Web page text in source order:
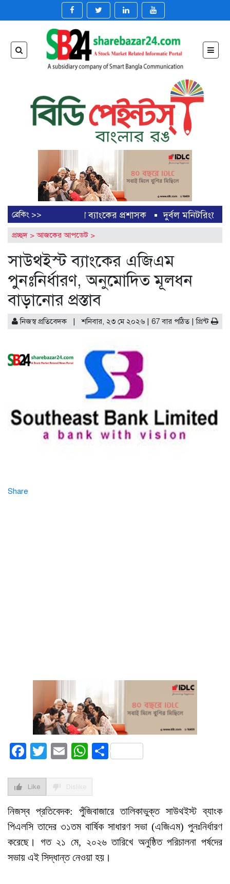
ব্রেকিং >>
বাংলাদেশ ব্যাংকের প্রশাসক
দুর্বল মনিটরিংয়ে লক্ষ্যে
শেয়ারপ্রতি আয় বেড়েছে
মনিটরিং নিয়ে প্রশ্ন, পতন অব্যাহত
কোম্পানির তালিকা প্রকাশ
প্রচ্ছদ >আজকের আপডেট >
সাউথইস্ট ব্যাংকের এজিএম
পুনঃনির্ধারণ, অনুমোদিত মূলধন
বাড়ানোর প্রস্তাব
নিজস্ব প্রতিবেদক | শনিবার, ২৩ মে ২০২৬ | 67 বার পঠিত |প্রিন্ট
Share
Facebook
Twitter
EmailWhatsApp
Share
Like
নিজস্ব প্রতিবেদক: পুঁজিবাজারে তালিকাভুক্ত সাউথইস্ট ব্যাংক
পিএলসি তাদের ৩১তম বার্ষিক সাধারণ সভা (এজিএম) পুনঃনির্ধারণ
করেছে। গত ২১ মে, ২০২৬ তারিখে অনুষ্ঠিত পরিচালনা পর্ষদের
সভায় এই সিদ্ধান্ত নেওয়া হয়।